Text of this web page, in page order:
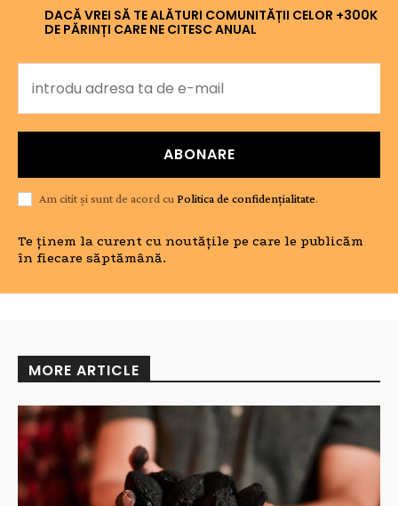
DACĂ VREI SĂ TE ALĂTURI COMUNITĂȚII CELOR +300K
DE PĂRINȚI CARE NE CITESC ANUAL
ABONARE
Am citit și sunt de acord cu Politica de confidențialitate.
Te ținem la curent cu noutățile pe care le publicăm
în fiecare săptămână.
MORE ARTICLE